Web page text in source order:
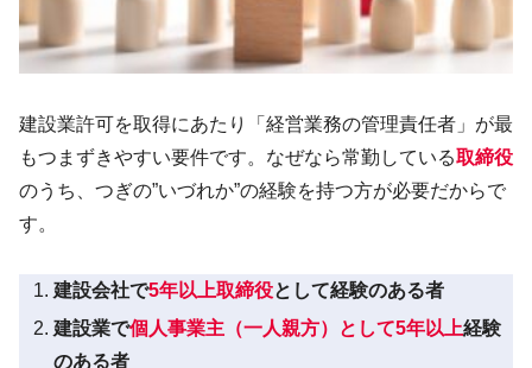
建設業許可を取得にあたり「経営業務の管理責任者」が最
もつまずきやすい要件です。なぜなら常勤している取締役
のうち、つぎの”いづれか”の経験を持つ方が必要だからで
す。
建設会社で5年以上取締役として経験のある者
建設業で個人事業主（一人親方）として5年以上経験
のある者